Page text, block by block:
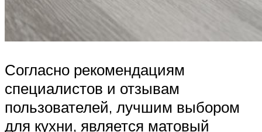
Согласно рекомендациям
специалистов и отзывам
пользователей, лучшим выбором
для кухни, является матовый